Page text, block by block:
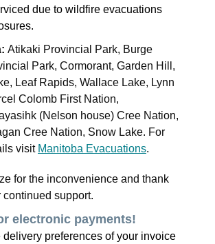
due to wildfire evacuations
Atikaki Provincial Park, Burge
Park, Cormorant, Garden Hill,
Leaf Rapids, Wallace Lake, Lynn
Colomb First Nation,
(Nelson house) Cree Nation,
Cree Nation, Snow Lake. For
visit Manitoba Evacuations.
for the inconvenience and thank
continued support.
electronic payments!
delivery preferences of your invoice